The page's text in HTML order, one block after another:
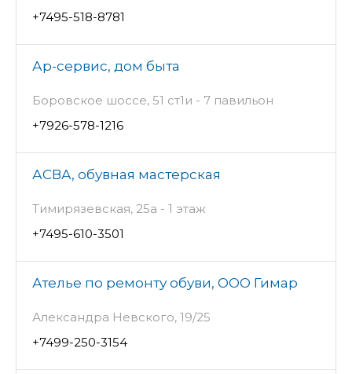
+7495-518-8781
Ар-сервис, дом быта
Боровское шоссе, 51 ст1и - 7 павильон
+7926-578-1216
АСВА, обувная мастерская
Тимирязевская, 25а - 1 этаж
+7495-610-3501
Ателье по ремонту обуви, ООО Гимар
Александра Невского, 19/25
+7499-250-3154